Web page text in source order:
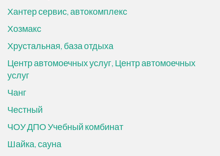
Хантер сервис, автокомплекс
Хозмакс
Хрустальная, база отдыха
Центр автомоечных услуг, Центр автомоечных
услуг
Чанг
Честный
ЧОУ ДПО Учебный комбинат
Шайка, сауна